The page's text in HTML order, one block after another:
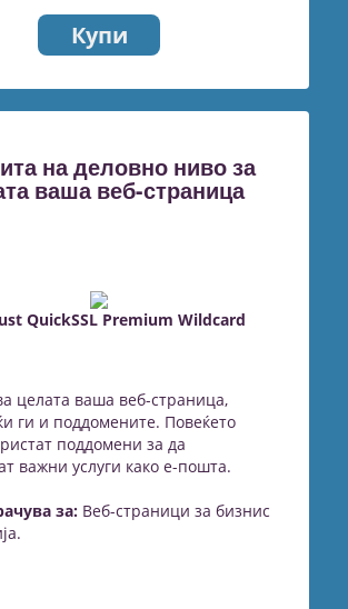
Купи
на деловно ниво за
ваша веб-страница
QuickSSL Premium Wildcard
целата ваша веб-страница,
ги и поддомените. Повеќето
поддомени за да
важни услуги како е-пошта.
за: Веб-страници за бизнис